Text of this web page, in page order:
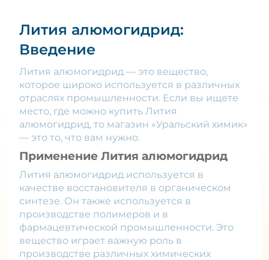
Лития алюмогидрид:
Введение
Лития алюмогидрид — это вещество,
которое широко используется в различных
отраслях промышленности. Если вы ищете
место, где можно купить Лития
алюмогидрид, то магазин «Уральский химик»
— это то, что вам нужно.
Применение Лития алюмогидрид
Лития алюмогидрид используется в
качестве восстановителя в органическом
синтезе. Он также используется в
производстве полимеров и в
фармацевтической промышленности. Это
вещество играет важную роль в
производстве различных химических